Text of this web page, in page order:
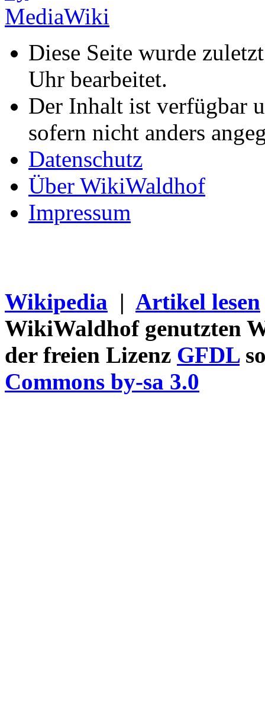
Diese Seite wurde
Uhr bearbeitet.
Der Inhalt ist verfügbar
sofern nicht anders
Datenschutz
Über WikiWaldhof
Impressum
Wikipedia | Artikel lesen
WikiWaldhof genutzten
der freien Lizenz GFDL
Commons by-sa 3.0